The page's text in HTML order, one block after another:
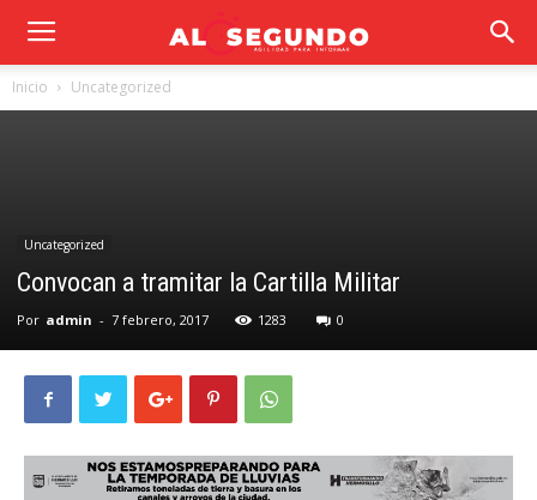
Inicio Uncategorized
Uncategorized
Convocan a tramitar la Cartilla Militar
Por admin - 7 febrero, 2017 1283 0